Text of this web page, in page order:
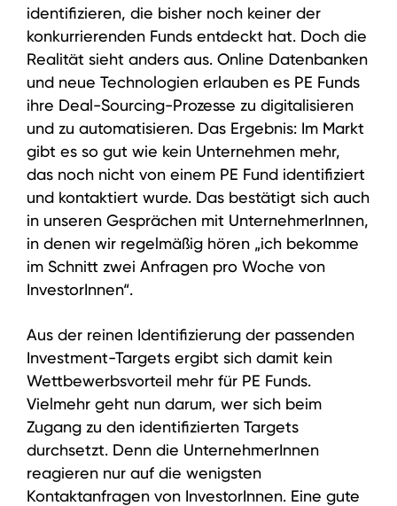
identifizieren, die bisher noch keiner der
konkurrierenden Funds entdeckt hat. Doch die
Realität sieht anders aus. Online Datenbanken
und neue Technologien erlauben es PE Funds
ihre Deal-Sourcing-Prozesse zu digitalisieren
und zu automatisieren. Das Ergebnis: Im Markt
gibt es so gut wie kein Unternehmen mehr,
das noch nicht von einem PE Fund identifiziert
und kontaktiert wurde. Das bestätigt sich auch
in unseren Gesprächen mit UnternehmerInnen,
in denen wir regelmäßig hören „ich bekomme
im Schnitt zwei Anfragen pro Woche von
InvestorInnen“.
Aus der reinen Identifizierung der passenden
Investment-Targets ergibt sich damit kein
Wettbewerbsvorteil mehr für PE Funds.
Vielmehr geht nun darum, wer sich beim
Zugang zu den identifizierten Targets
durchsetzt. Denn die UnternehmerInnen
reagieren nur auf die wenigsten
Kontaktanfragen von InvestorInnen. Eine gute